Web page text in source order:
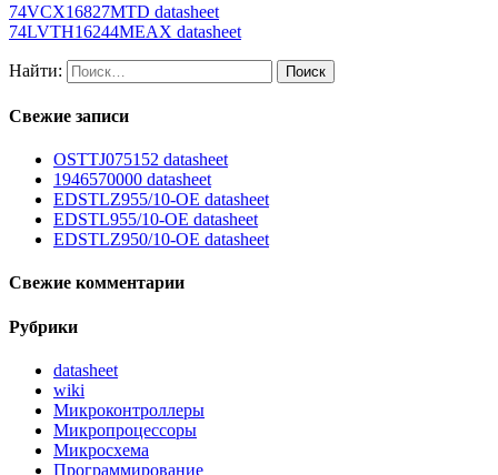
74VCX16827MTD datasheet
74LVTH16244MEAX datasheet
Найти:
Свежие записи
OSTTJ075152 datasheet
1946570000 datasheet
EDSTLZ955/10-OE datasheet
EDSTL955/10-OE datasheet
EDSTLZ950/10-OE datasheet
Свежие комментарии
Рубрики
datasheet
wiki
Микроконтроллеры
Микропроцессоры
Микросхема
Программирование